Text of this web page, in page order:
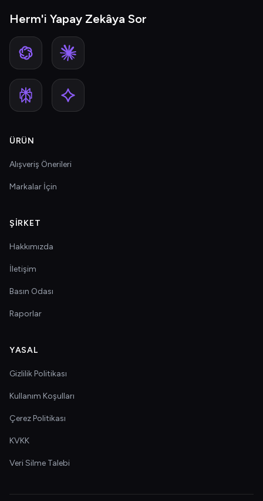
Herm'i Yapay Zekâya Sor
ÜRÜN
Alışveriş Önerileri
Markalar İçin
ŞIRKET
Hakkımızda
İletişim
Basın Odası
Raporlar
YASAL
Gizlilik Politikası
Kullanım Koşulları
Çerez Politikası
KVKK
Veri Silme Talebi